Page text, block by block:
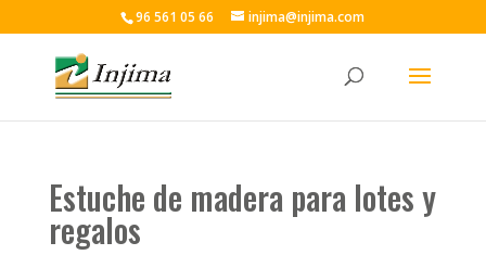
96 561 05 66 injima@injima.com
Estuche de madera para lotes y
regalos